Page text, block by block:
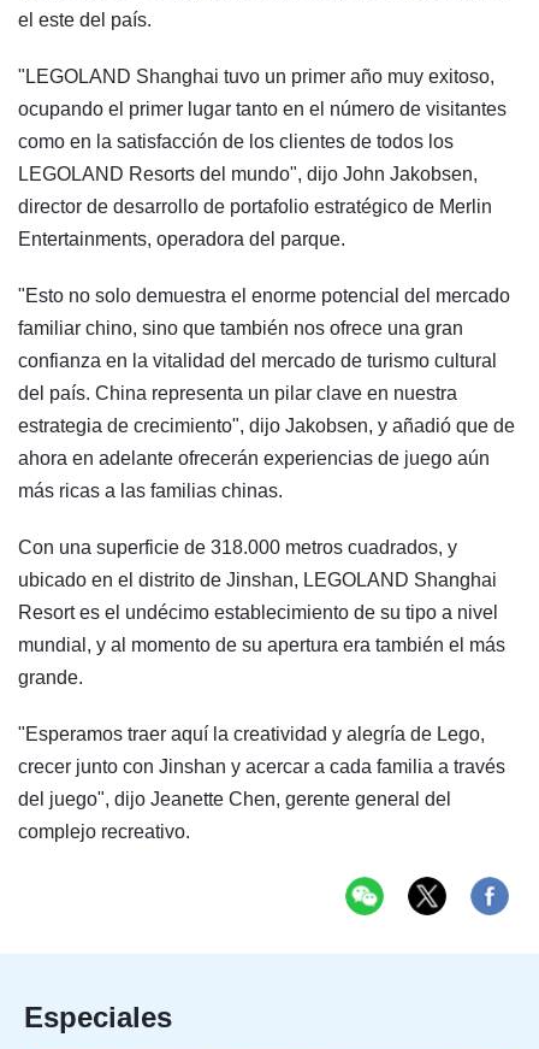
el este del país.
"LEGOLAND Shanghai tuvo un primer año muy exitoso,
ocupando el primer lugar tanto en el número de visitantes
como en la satisfacción de los clientes de todos los
LEGOLAND Resorts del mundo", dijo John Jakobsen,
director de desarrollo de portafolio estratégico de Merlin
Entertainments, operadora del parque.
"Esto no solo demuestra el enorme potencial del mercado
familiar chino, sino que también nos ofrece una gran
confianza en la vitalidad del mercado de turismo cultural
del país. China representa un pilar clave en nuestra
estrategia de crecimiento", dijo Jakobsen, y añadió que de
ahora en adelante ofrecerán experiencias de juego aún
más ricas a las familias chinas.
Con una superficie de 318.000 metros cuadrados, y
ubicado en el distrito de Jinshan, LEGOLAND Shanghai
Resort es el undécimo establecimiento de su tipo a nivel
mundial, y al momento de su apertura era también el más
grande.
"Esperamos traer aquí la creatividad y alegría de Lego,
crecer junto con Jinshan y acercar a cada familia a través
del juego", dijo Jeanette Chen, gerente general del
complejo recreativo.
Especiales